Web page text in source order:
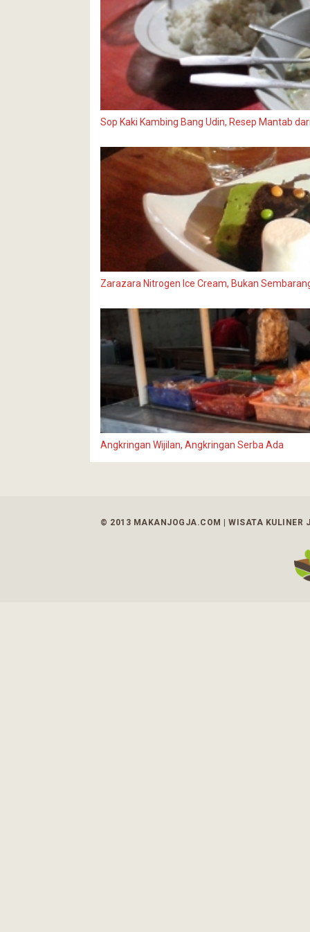
Sop Kaki Kambing Bang Udin, Resep Mantab
Zarazara Nitrogen Ice Cream, Bukan
Angkringan Wijilan, Angkringan Serba Ada
© 2013 MAKANJOGJA.COM | WISATA KULINER